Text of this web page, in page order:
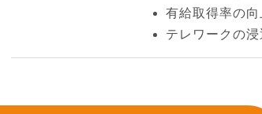
有給取得率の向
テレワークの浸